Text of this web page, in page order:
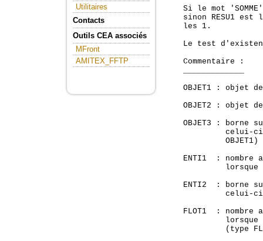
Utilitaires
Contacts
Outils CEA associés
MFront
AMITEX_FFTP
Si le mot
sinon RESU1 est
    les 1.
Le test
    Commentaire :
OBJET1 : objet
OBJET2 : objet
OBJET3 : borne
celui-
             OBJET1)
ENTI1  : nombre
lorsque
ENTI2  : borne
celui-
FLOT1  : nombre
lorsque
(type